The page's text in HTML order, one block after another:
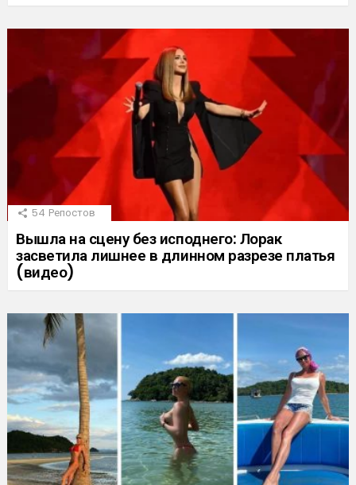
54 Репостов
Вышла на сцену без исподнего: Лорак
засветила лишнее в длинном разрезе платья
(видео)